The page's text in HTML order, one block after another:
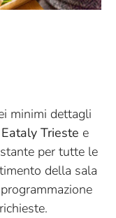
minimi dettagli
Eataly Trieste e
per tutte le
della sala